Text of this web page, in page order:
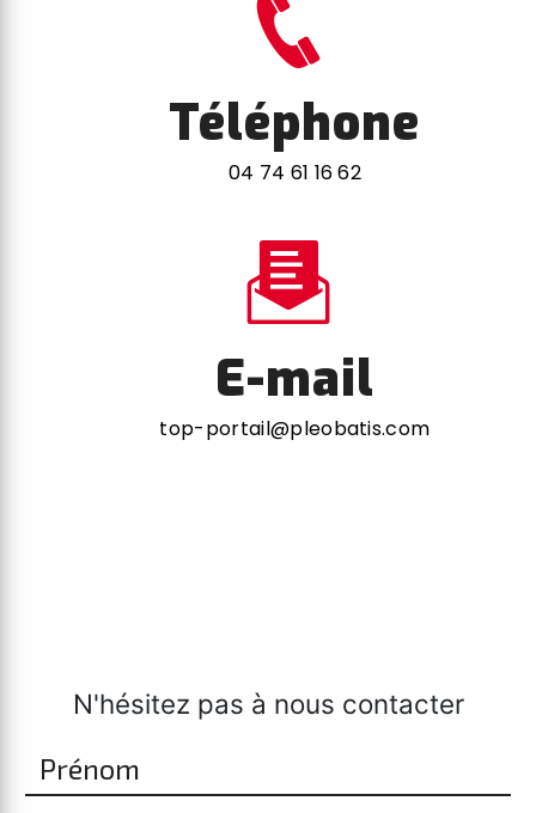
Téléphone
04 74 61 16 62
E-mail
top-portail@pleobatis.com
N'hésitez pas à nous contacter